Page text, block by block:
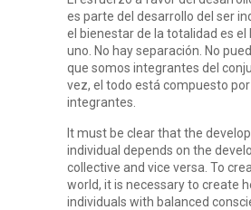
es parte del desarrollo del ser
el bienestar de la totalidad es el
uno. No hay separación. No
que somos integrantes del
vez, el todo está compuesto por
integrantes.
It must be clear that the
individual depends on the
collective and vice versa. To
world, it is necessary to create
individuals with balanced